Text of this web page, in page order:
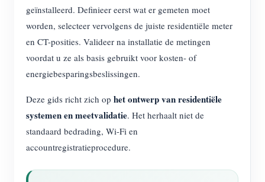
geïnstalleerd. Definieer eerst wat er gemeten moet
worden, selecteer vervolgens de juiste residentiële meter
en CT-posities. Valideer na installatie de metingen
voordat u ze als basis gebruikt voor kosten- of
energiebesparingsbeslissingen.
Deze gids richt zich op het ontwerp van residentiële
systemen en meetvalidatie. Het herhaalt niet de
standaard bedrading, Wi-Fi en
accountregistratieprocedure.